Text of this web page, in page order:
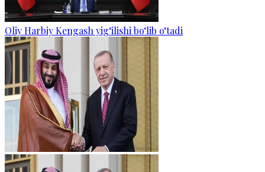
Oliy Harbiy Kengash yig‘ilishi bo‘lib o‘tadi